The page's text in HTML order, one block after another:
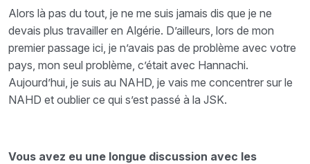
Alors là pas du tout, je ne me suis jamais dis que je ne
devais plus travailler en Algérie. D’ailleurs, lors de mon
premier passage ici, je n’avais pas de problème avec votre
pays, mon seul problème, c’était avec Hannachi.
Aujourd’hui, je suis au NAHD, je vais me concentrer sur le
NAHD et oublier ce qui s’est passé à la JSK.
Vous avez eu une longue discussion avec les